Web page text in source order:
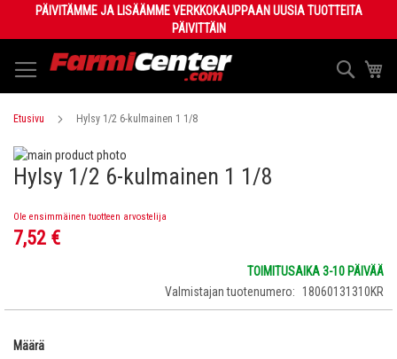
Content
PÄIVITÄMME JA LISÄÄMME VERKKOKAUPPAAN UUSIA TUOTTEITA
PÄIVITTÄIN
Haku
Etusivu Hylsy 1/2 6-kulmainen 1 1/8
Skip
to
the
Skip
of
Hylsy 1/2 6-kulmainen 1 1/8
Ole ensimmäinen tuotteen arvostelija
7,52 €
TOIMITUSAIKA 3-10 PÄIVÄÄ
Valmistajan tuotenumero
18060131310KR
Määrä